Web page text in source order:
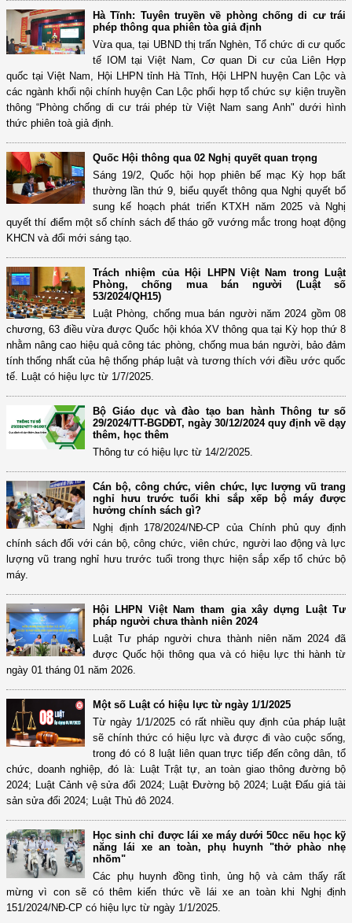
Hà Tĩnh: Tuyên truyền về phòng chống di cư trái
phép thông qua phiên tòa giả định
Vừa qua, tại UBND thị trấn Nghèn, Tổ chức di cư quốc
tế IOM tại Việt Nam, Cơ quan Di cư của Liên Hợp
quốc tại Việt Nam, Hội LHPN tỉnh Hà Tĩnh, Hội LHPN huyện Can Lộc và
các ngành khối nội chính huyện Can Lộc phối hợp tổ chức sự kiện truyền
thông “Phòng chống di cư trái phép từ Việt Nam sang Anh" dưới hình
thức phiên toà giả định.
Quốc Hội thông qua 02 Nghị quyết quan trọng
Sáng 19/2, Quốc hội họp phiên bế mạc Kỳ họp bất
thường lần thứ 9, biểu quyết thông qua Nghị quyết bổ
sung kế hoạch phát triển KTXH năm 2025 và Nghị
quyết thí điểm một số chính sách để tháo gỡ vướng mắc trong hoạt động
KHCN và đổi mới sáng tạo.
Trách nhiệm của Hội LHPN Việt Nam trong Luật
Phòng, chống mua bán người (Luật số
53/2024/QH15)
Luật Phòng, chống mua bán người năm 2024 gồm 08
chương, 63 điều vừa được Quốc hội khóa XV thông qua tại Kỳ họp thứ 8
nhằm nâng cao hiệu quả công tác phòng, chống mua bán người, bảo đảm
tính thống nhất của hệ thống pháp luật và tương thích với điều ước quốc
tế. Luật có hiệu lực từ 1/7/2025.
Bộ Giáo dục và đào tạo ban hành Thông tư số
29/2024/TT-BGDĐT, ngày 30/12/2024 quy định về dạy
thêm, học thêm
Thông tư có hiệu lực từ 14/2/2025.
Cán bộ, công chức, viên chức, lực lượng vũ trang
nghỉ hưu trước tuổi khi sắp xếp bộ máy được
hưởng chính sách gì?
Nghị định 178/2024/NĐ-CP của Chính phủ quy định
chính sách đối với cán bộ, công chức, viên chức, người lao động và lực
lượng vũ trang nghỉ hưu trước tuổi trong thực hiện sắp xếp tổ chức bộ
máy.
Hội LHPN Việt Nam tham gia xây dựng Luật Tư
pháp người chưa thành niên 2024
Luật Tư pháp người chưa thành niên năm 2024 đã
được Quốc hội thông qua và có hiệu lực thi hành từ
ngày 01 tháng 01 năm 2026.
Một số Luật có hiệu lực từ ngày 1/1/2025
Từ ngày 1/1/2025 có rất nhiều quy định của pháp luật
sẽ chính thức có hiệu lực và được đi vào cuộc sống,
trong đó có 8 luật liên quan trực tiếp đến công dân, tổ
chức, doanh nghiệp, đó là: Luật Trật tự, an toàn giao thông đường bộ
2024; Luật Cảnh vệ sửa đổi 2024; Luật Đường bộ 2024; Luật Đấu giá tài
sản sửa đổi 2024; Luật Thủ đô 2024.
Học sinh chỉ được lái xe máy dưới 50cc nếu học kỹ
năng lái xe an toàn, phụ huynh "thở phào nhẹ
nhõm"
Các phụ huynh đồng tình, ủng hộ và cảm thấy rất
mừng vì con sẽ có thêm kiến thức về lái xe an toàn khi Nghị định
151/2024/NĐ-CP có hiệu lực từ ngày 1/1/2025.